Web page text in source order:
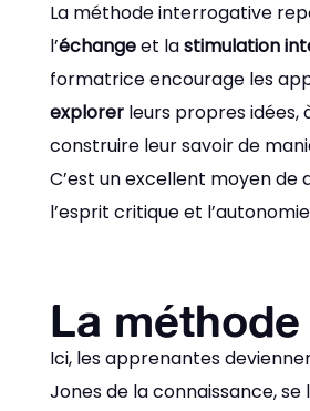
La méthode interrogative
l’échangeet lastimulation
formatrice encourage les
explorerleurs propres idées,
construire leur savoir de
C’est un excellent moyen de
l’esprit critique et
La
Ici, les apprenantes
Jones de la connaissance,